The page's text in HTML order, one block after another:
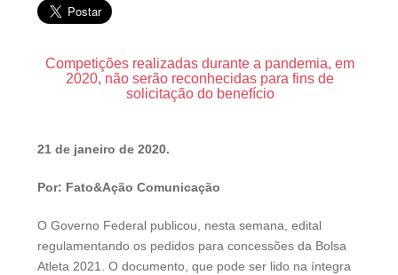
Competições realizadas durante a pandemia, em
2020, não serão reconhecidas para fins de
solicitação do benefício
21 de janeiro de 2020.
Por: Fato&Ação Comunicação
O Governo Federal publicou, nesta semana, edital
regulamentando os pedidos para concessões da Bolsa
Atleta 2021. O documento, que pode ser lido na íntegra